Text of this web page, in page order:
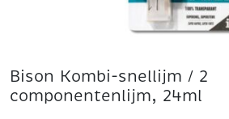
Bison Kombi-snellijm / 2
componentenlijm, 24ml